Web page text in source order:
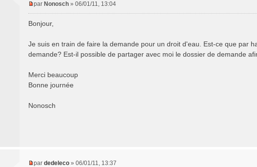
s
a
g
n
u
par Nonosch » 06/01/11, 13:04
Bonjour,
Je suis en train de faire la demande pour un droit d'eau. Est-ce que par
demande? Est-il possible de partager avec moi le dossier de demande
Merci beaucoup
Bonne journée
Nonosch
par dedeleco » 06/01/11, 13:37